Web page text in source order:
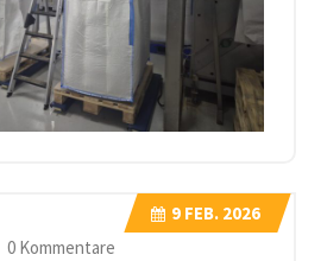
9 FEB. 2026
0 Kommentare